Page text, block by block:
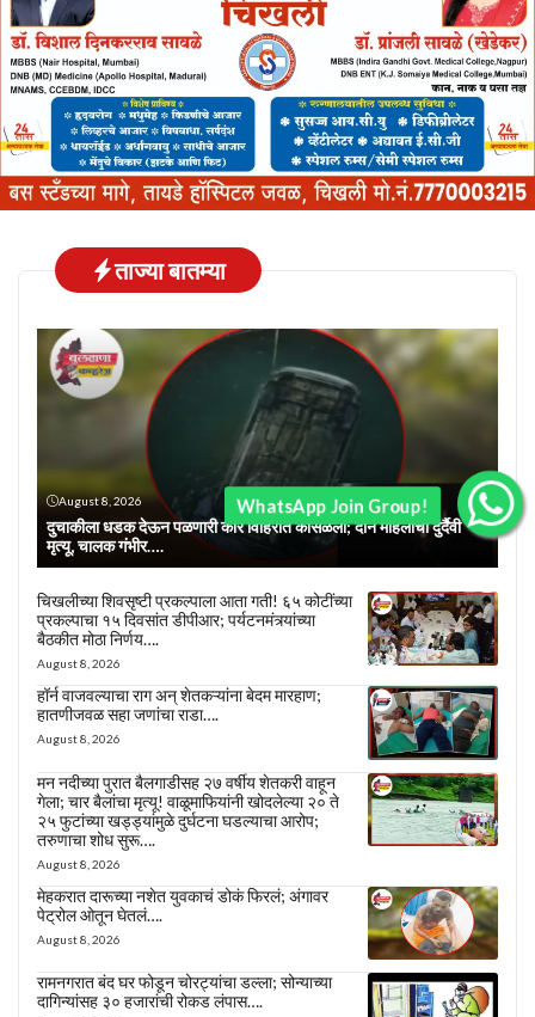
ताज्या बातम्या
August 8, 2026
दुचाकीला धडक देऊन पळणारी कार विहिरीत कोसळली; दोन महिलांचा दुर्दैवी
मृत्यू, चालक गंभीर….
चिखलीच्या शिवसृष्टी प्रकल्पाला आता गती! ६५ कोटींच्या
प्रकल्पाचा १५ दिवसांत डीपीआर; पर्यटनमंत्र्यांच्या
बैठकीत मोठा निर्णय….
August 8, 2026
हॉर्न वाजवल्याचा राग अन् शेतकऱ्यांना बेदम मारहाण;
हातणीजवळ सहा जणांचा राडा….
August 8, 2026
मन नदीच्या पुरात बैलगाडीसह २७ वर्षीय शेतकरी वाहून
गेला; चार बैलांचा मृत्यू! वाळूमाफियांनी खोदलेल्या २० ते
२५ फुटांच्या खड्ड्यांमुळे दुर्घटना घडल्याचा आरोप;
तरुणाचा शोध सुरू….
August 8, 2026
मेहकरात दारूच्या नशेत युवकाचं डोकं फिरलं; अंगावर
पेट्रोल ओतून घेतलं….
August 8, 2026
रामनगरात बंद घर फोडून चोरट्यांचा डल्ला; सोन्याच्या
दागिन्यांसह ३० हजारांची रोकड लंपास….
WhatsApp Join Group!